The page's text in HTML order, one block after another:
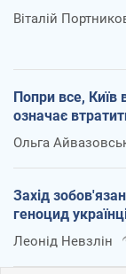
Віталій
Попри все, Київ
означає
Ольга
Захід
геноцид
Леонід Невзлін